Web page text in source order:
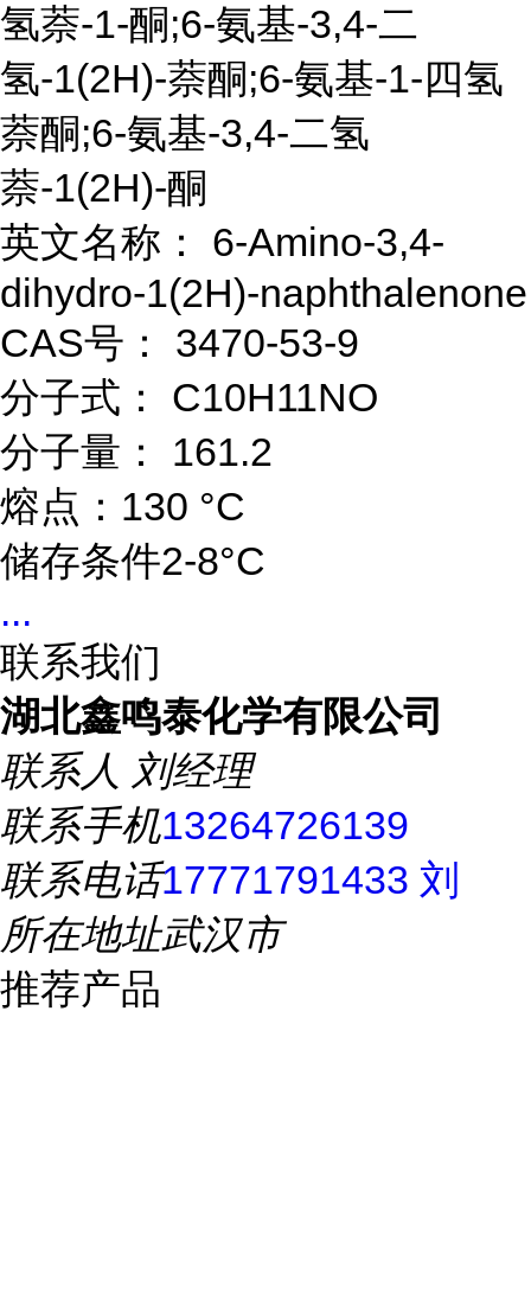
氢萘-1-酮;6-氨基-3,4-二
氢-1(2H)-萘酮;6-氨基-1-四氢
萘酮;6-氨基-3,4-二氢
萘-1(2H)-酮
英文名称： 6-Amino-3,4-
dihydro-1(2H)-naphthalenone
CAS号： 3470-53-9
分子式： C10H11NO
分子量： 161.2
熔点：130 °C
储存条件2-8°C
...
联系我们
湖北鑫鸣泰化学有限公司
联系人 刘经理
联系手机13264726139
联系电话17771791433 刘
所在地址武汉市
推荐产品